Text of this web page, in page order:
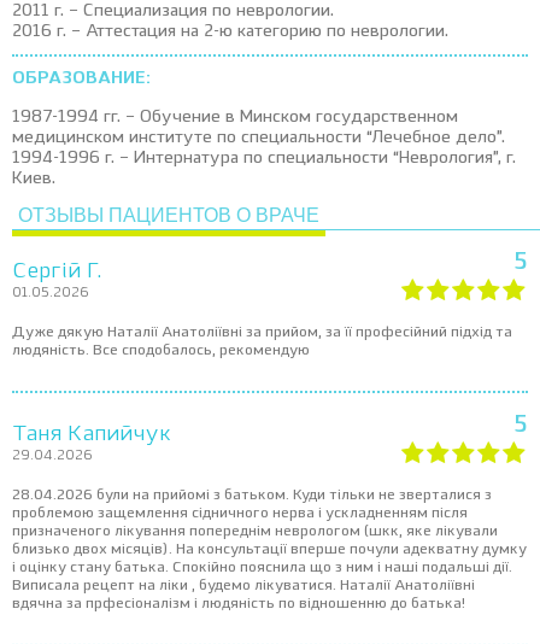
2011 г. – Специализация по неврологии.
2016 г. – Аттестация на 2-ю категорию по неврологии.
ОБРАЗОВАНИЕ:
1987-1994 гг. – Обучение в Минском государственном
медицинском институте по специальности “Лечебное дело”.
1994-1996 г. – Интернатура по специальности “Неврология”, г.
Киев.
ОТЗЫВЫ ПАЦИЕНТОВ О ВРАЧЕ
Сергій Г.
01.05.2026
5
Дуже дякую Наталії Анатоліївні за прийом, за її професійний підхід та
людяність. Все сподобалось, рекомендую
Таня Капийчук
29.04.2026
5
28.04.2026 були на прийомі з батьком. Куди тільки не зверталися з
проблемою защемлення сідничного нерва і ускладненням після
призначеного лікування попереднім неврологом (шкк, яке лікували
близько двох місяців). На консультації вперше почули адекватну думку
і оцінку стану батька. Спокійно пояснила що з ним і наші подальші дії.
Виписала рецепт на ліки , будемо лікуватися. Наталії Анатоліївні
вдячна за прфесіоналізм і людяність по відношенню до батька!